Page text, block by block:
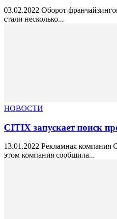
03.02.2022 Оборот
стали несколько...
НОВОСТИ
CITIX запускает поиск
13.01.2022 Рекламная
этом компания сообщила...